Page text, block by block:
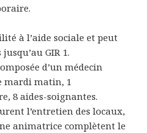
à l’aide sociale et peut
GIR 1.
d’un médecin
mardi matin, 1
8 aides-soignantes.
l’entretien des locaux,
animatrice complètent le